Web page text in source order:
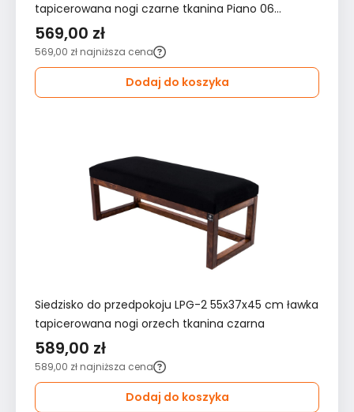
tapicerowana nogi czarne tkanina Piano 06
bordowy
569,00 zł
569,00 zł najniższa cena
Dodaj do koszyka
Siedzisko do przedpokoju LPG-2 55x37x45 cm ławka
tapicerowana nogi orzech tkanina czarna
589,00 zł
589,00 zł najniższa cena
Dodaj do koszyka